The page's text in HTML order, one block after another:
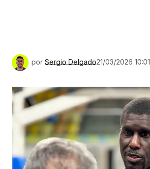
por Sergio Delgado21/03/2026 10:01